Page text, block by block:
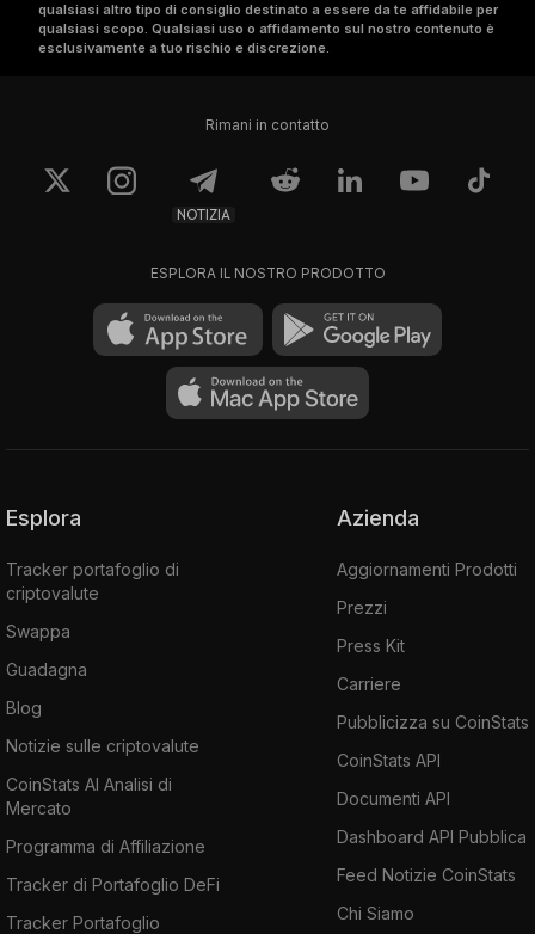
qualsiasi altro tipo di consiglio destinato a essere da te affidabile per
qualsiasi scopo. Qualsiasi uso o affidamento sul nostro contenuto è
esclusivamente a tuo rischio e discrezione.
Rimani in contatto
NOTIZIA
ESPLORA IL NOSTRO PRODOTTO
Esplora
Tracker portafoglio di
criptovalute
Swappa
Guadagna
Blog
Notizie sulle criptovalute
CoinStats AI Analisi di
Mercato
Programma di Affiliazione
Tracker di Portafoglio DeFi
Tracker Portafoglio
Azienda
Aggiornamenti Prodotti
Prezzi
Press Kit
Carriere
Pubblicizza su CoinStats
CoinStats API
Documenti API
Dashboard API Pubblica
Feed Notizie CoinStats
Chi Siamo